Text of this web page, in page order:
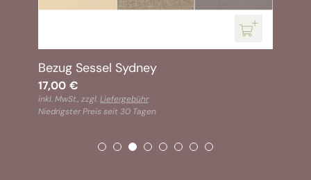
Bezug Sessel Sydney
17,00 €
inkl. MwSt., zzgl.Liefergebühr
Niedrigster Preis seit 30 Tagen